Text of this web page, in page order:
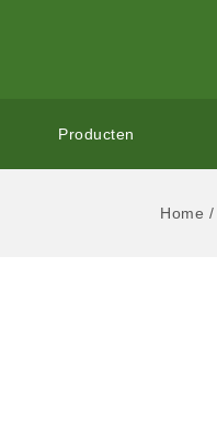
Producten
Home /